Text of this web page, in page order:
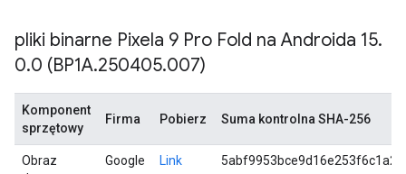
pliki binarne Pixela 9 Pro Fold na Androida 15.
0.0 (BP1A.250405.007)
Komponent
sprzętowy
Firma Pobierz Suma kontrolna SHA-256
Obraz
Google Link